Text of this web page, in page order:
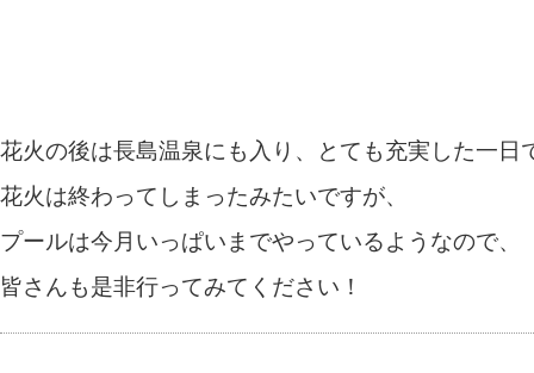
花火の後は長島温泉にも入り、とても充実した一日
花火は終わってしまったみたいですが、
プールは今月いっぱいまでやっているようなので、
皆さんも是非行ってみてください！